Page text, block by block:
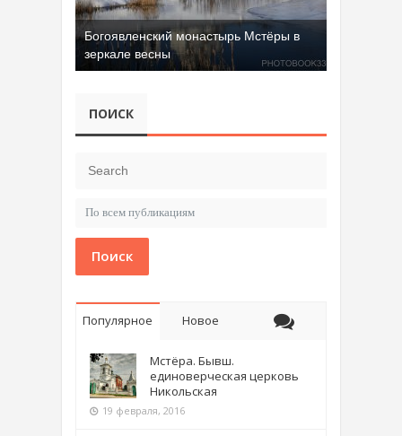
Богоявленский монастырь Мстёры в
зеркале весны
ПОИСК
Поиск
Популярное Новое
Мстёра. Бывш.
единоверческая церковь
Никольская
19 февраля, 2016